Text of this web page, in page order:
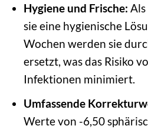
Hygiene und Frische:
sie eine hygienische
Wochen werden sie
ersetzt, was das Risiko
Infektionen minimiert.
Umfassende
Werte von -6,50